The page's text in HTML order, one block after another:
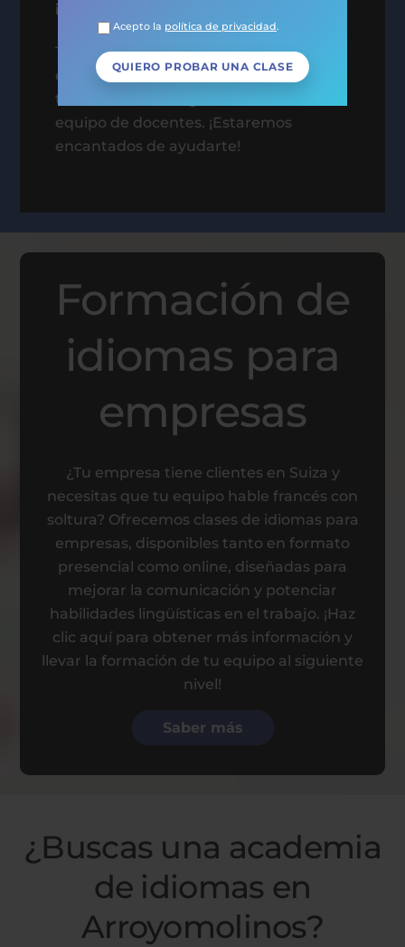
Acepto la política de privacidad.
idiomas en Arroyomolinos
Te invitamos a probar con nosotros, ¡la
experiencia te sorprenderá! Desarrolla
tus habilidades lingüísticas con nuestro
equipo de docentes. ¡Estaremos
encantados de ayudarte!
Formación de
idiomas para
empresas
¿Tu empresa tiene clientes en Suiza y
necesitas que tu equipo hable francés con
soltura? Ofrecemos clases de idiomas para
empresas, disponibles tanto en formato
presencial como online, diseñadas para
mejorar la comunicación y potenciar
habilidades lingüísticas en el trabajo. ¡Haz
clic aquí para obtener más información y
llevar la formación de tu equipo al siguiente
nivel!
Saber más
¿Buscas una academia
de idiomas en
Arroyomolinos?